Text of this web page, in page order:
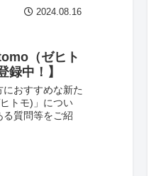
2024.08.16
（ゼヒト
録中！】
におすすめな新た
トモ)」につい
質問等をご紹